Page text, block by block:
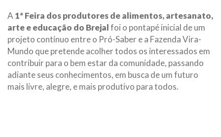
A1ª Feira dos produtores de alimentos, artesanato,
arte e educação do Brejalfoi o pontapé inicial de um
projeto contínuo entre o Pró-Saber e a Fazenda Vira-
Mundo que pretende acolher todos os interessados em
contribuir para o bem estar da comunidade, passando
adiante seus conhecimentos, em busca de um futuro
mais livre, alegre, e mais produtivo para todos.